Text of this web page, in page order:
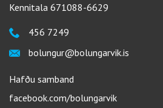
Kennitala 671088-6629
456 7249
bolungur@bolungarvik.is
Hafðu samband
facebook.com/bolungarvik